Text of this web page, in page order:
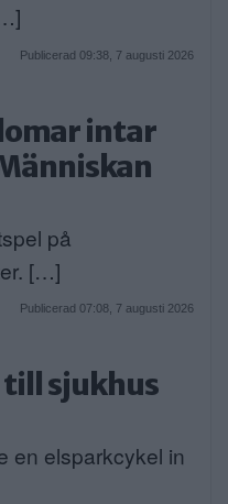
Publicerad 09:38, 7 augusti 2026
intar
på
[…]
Publicerad 07:08, 7 augusti 2026
sjukhus
en elsparkcykel in